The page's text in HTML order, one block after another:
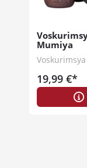
Mumiya
Voskurimsya
19,99 €*